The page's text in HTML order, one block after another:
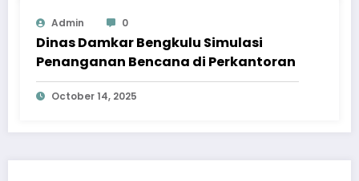
Admin 0
Dinas Damkar Bengkulu Simulasi
Penanganan Bencana di Perkantoran
October 14, 2025